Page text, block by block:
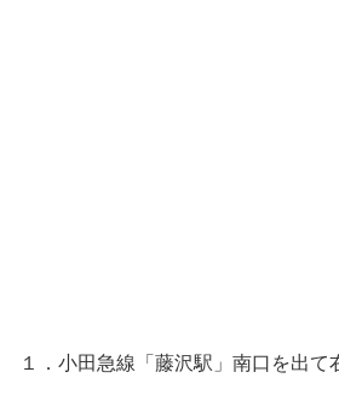
１．小田急線「藤沢駅」南口を出て